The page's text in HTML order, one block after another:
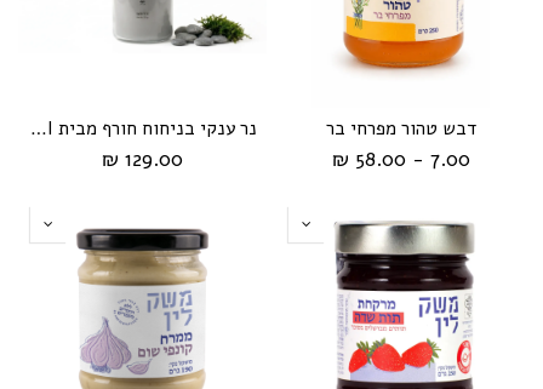
דבש טהור מפרחי בר
7.00 - 58.00 ₪
נר ענקי בניחוח חורף מבית HIKARI
129.00 ₪